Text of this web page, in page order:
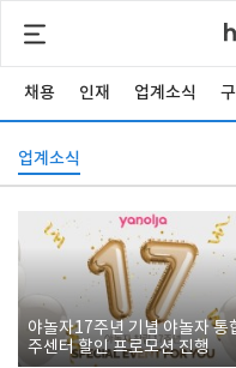
채용 인재 업계소식
업계소식
야놀자17주년 기념 야놀자 통
주센터 할인 프로모션 진행